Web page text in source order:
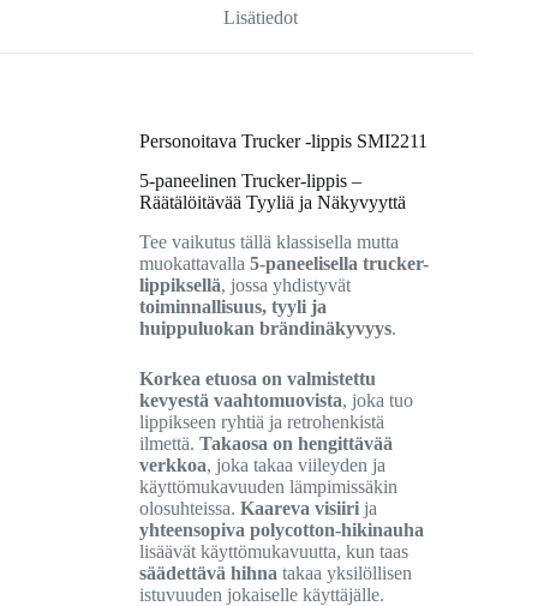
Lisätiedot
Personoitava Trucker -lippis SMI2211
5-paneelinen Trucker-lippis –
Räätälöitävää Tyyliä ja Näkyvyyttä
Tee vaikutus tällä klassisella mutta
muokattavalla5-paneelisella trucker-
lippiksellä, jossa yhdistyvät
toiminnallisuus, tyyli ja
huippuluokan brändinäkyvyys.
Korkea etuosa on valmistettu
kevyestä vaahtomuovista, joka tuo
lippikseen ryhtiä ja retrohenkistä
ilmettä.Takaosa on hengittävää
verkkoa, joka takaa viileyden ja
käyttömukavuuden lämpimissäkin
olosuhteissa.Kaareva visiiri ja
yhteensopiva polycotton-hikinauha
lisäävät käyttömukavuutta, kun taas
säädettävä hihna takaa yksilöllisen
istuvuuden jokaiselle käyttäjälle.